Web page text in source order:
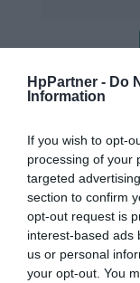
HpPartner - Do
Information
If you wish to opt-
processing of your
targeted
section to confirm
opt-out request is
interest-based ads
us or personal
your opt-out. You
KATEGORIE
SZYBKI KONTAKT
WAŻNE